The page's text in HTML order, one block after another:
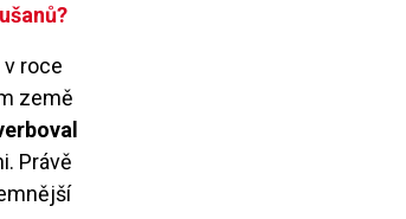
roce
země
Právě